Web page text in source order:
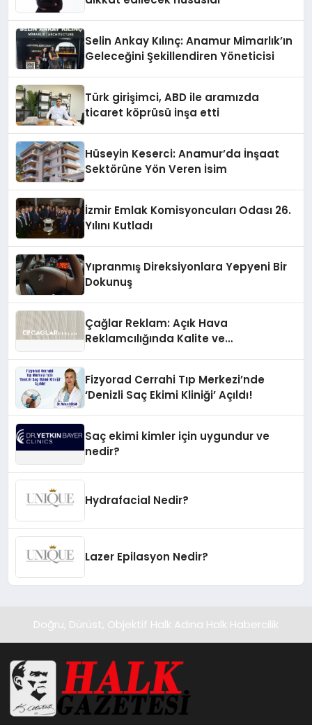
Selin Ankay Kılınç: Anamur Mimarlık’ın
Geleceğini Şekillendiren Yöneticisi
Türk girişimci, ABD ile aramızda
ticaret köprüsü inşa etti
Hüseyin Keserci: Anamur’da İnşaat
Sektörüne Yön Veren İsim
İzmir Emlak Komisyoncuları Odası 26.
Yılını Kutladı
Yıpranmış Direksiyonlara Yepyeni Bir
Dokunuş
Çağlar Reklam: Açık Hava
Reklamcılığında Kalite ve
Fizyorad Cerrahi Tıp Merkezi’nde
‘Denizli Saç Ekimi Kliniği’ Açıldı!
Saç ekimi kimler için uygundur ve
nedir?
Hydrafacial Nedir?
Lazer Epilasyon Nedir?
Doğru, Dürüst, Objektif Halk Adına Halk Habercilik